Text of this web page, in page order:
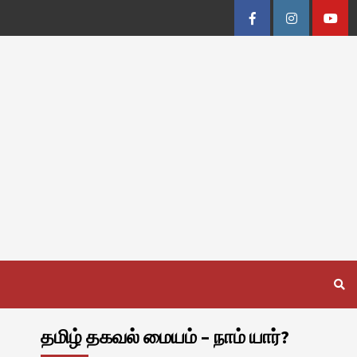
FacebookInstagram
தமிழ் தகவல் மையம் – நாம் யார்?